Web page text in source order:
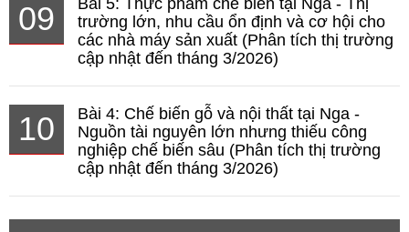
09
Bài 5: Thực phẩm chế biến tại Nga - Thị
trường lớn, nhu cầu ổn định và cơ hội cho
các nhà máy sản xuất (Phân tích thị trường
cập nhật đến tháng 3/2026)
10
Bài 4: Chế biến gỗ và nội thất tại Nga -
Nguồn tài nguyên lớn nhưng thiếu công
nghiệp chế biến sâu (Phân tích thị trường
cập nhật đến tháng 3/2026)